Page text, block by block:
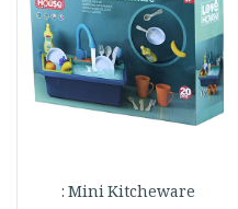
Mini Kitcheware :